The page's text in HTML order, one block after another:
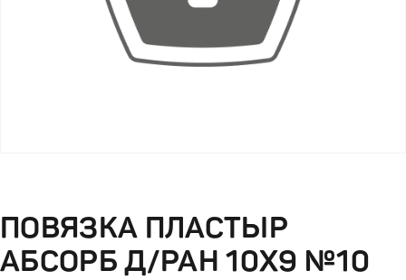
ПОВЯЗКА ПЛАСТЫР
АБСОРБ Д/РАН 10Х9 №10